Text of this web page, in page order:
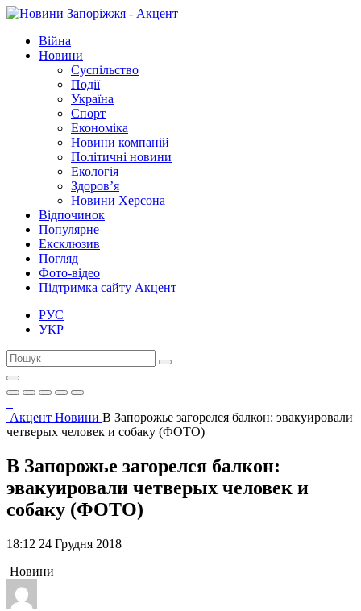
Війна
Новини
Суспільство
Події
Україна
Спорт
Економіка
Новини компаній
Політичні новини
Екологія
Здоров’я
Новини Херсона
Відпочинок
Популярне
Ексклюзив
Погляд
Фото-відео
Підтримка сайту Акцент
РУС
УКР
Акцент Новини В Запорожье загорелся балкон: эвакуировали
четверых человек и собаку (ФОТО)
В Запорожье загорелся балкон:
эвакуировали четверых человек и
собаку (ФОТО)
18:12 24 Грудня 2018
Новини